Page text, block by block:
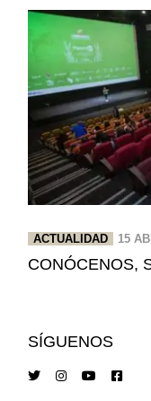
ACTUALIDAD 15
CONÓCENOS,
SÍGUENOS